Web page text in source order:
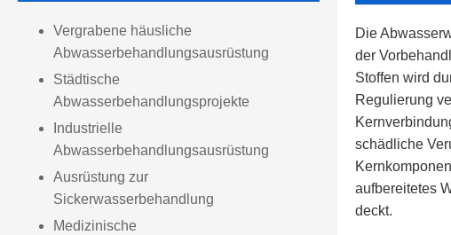
Vergrabene häusliche
Abwasserbehandlungsausrüstung
Städtische
Abwasserbehandlungsprojekte
Industrielle
Abwasserbehandlungsausrüstung
Ausrüstung zur
Sickerwasserbehandlung
Medizinische
Die
der
Stoffen wird
Regulierung
schädliche
aufbereitetes
deckt.